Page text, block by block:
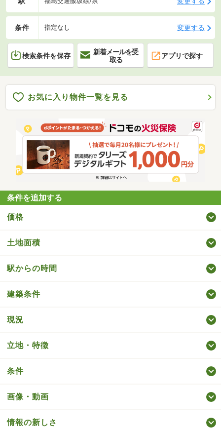
条件 指定なし 変更する
検索条件を保存
新着メールを受
取る
アプリで探す
お気に入り物件一覧を見る
条件を追加する
価格
土地面積
駅からの時間
建築条件
現況
立地・特徴
条件
画像・動画
情報の新しさ